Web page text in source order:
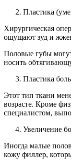
Пластика
Хирургическая
ощущают зуд и
Половые губы
носить
Пластика
Этот тип ткани
возрасте. Кроме
специалистом,
Увеличение
Иногда малые
кожу филлер,